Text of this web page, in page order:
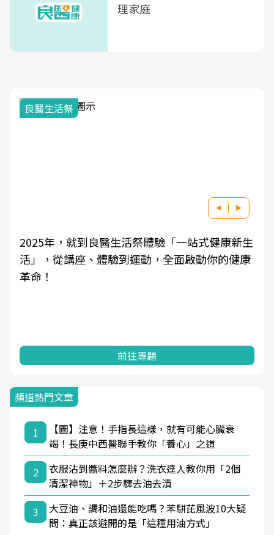
理家庭
良醫生活祭
2025年，就到良醫生活祭體驗「一站式健康新生
活」，從講座、體驗到運動，全面啟動你的健康
革命！
前往專題
頻道熱門文章
1
【圖】注意！手指長這樣，就有可能心臟衰
竭！長庚中西醫聯手教你「養心」之道
2
衣服沾到醬料怎麼辦？洗衣達人教你用「2個
清潔神物」＋2步驟去油去漬
3
大豆油、調和油還能吃嗎？苯駢芘風波10大疑
問：真正該避開的是「這種用油方式」